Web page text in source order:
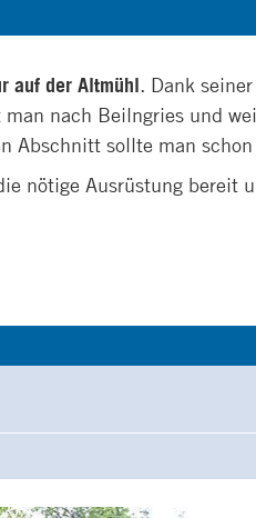
auf der Altmühl. Dank
man nach Beilngries und
Abschnitt sollte man
nötige Ausrüstung bereit